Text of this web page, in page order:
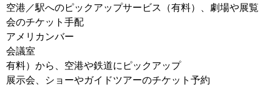
空港／駅へのピックアップサービス（有料）、劇場や展覧
会のチケット手配
アメリカンバー
会議室
有料）から、空港や鉄道にピックアップ
展示会、ショーやガイドツアーのチケット予約